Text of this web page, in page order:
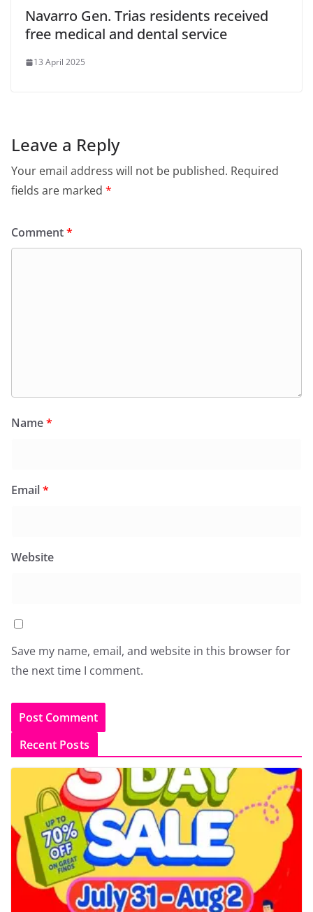
Navarro Gen. Trias residents received
free medical and dental service
13 April 2025
Leave a Reply
Your email address will not be published. Required
fields are marked *
Comment*
Name*
Email*
Website
Save my name, email, and website in this browser for
the next time I comment.
Recent Posts